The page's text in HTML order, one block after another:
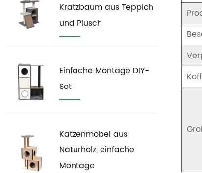
Kratzbaum aus Teppich
und Plüsch
Einfache Montage DIY-
Set
Katzenmöbel aus
Naturholz, einfache
Montage